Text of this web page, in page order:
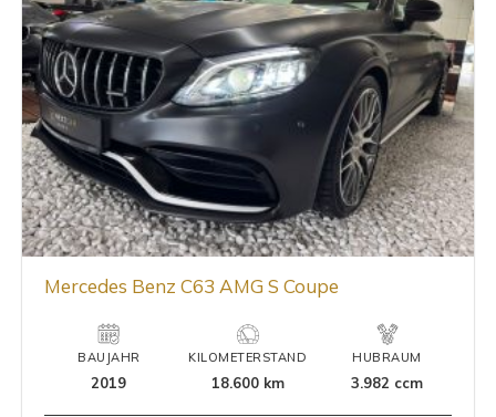
Mercedes Benz C63 AMG S Coupe
BAUJAHR
2019
KILOMETERSTAND
18.600 km
HUBRAUM
3.982 ccm